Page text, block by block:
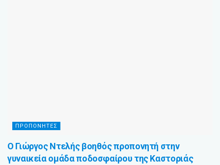
ΠΡΟΠΟΝΗΤΕΣ
Ο Γιώργος Ντελής βοηθός προπονητή στην
γυναικεία ομάδα ποδοσφαίρου της Καστοριάς